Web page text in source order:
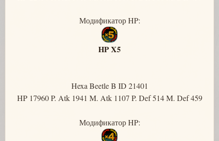
Модификатор HP:
HP X5
Hexa Beetle B ID 21401
HP 17960 P. Atk 1941 M. Atk 1107 P. Def 514 M. Def 459
Модификатор HP: